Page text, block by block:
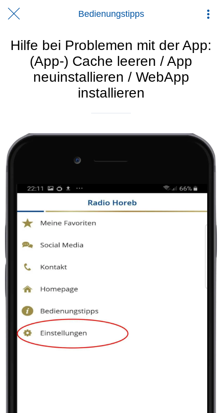
Bedienungstipps
Hilfe bei Problemen mit der App:
(App-) Cache leeren / App
neuinstallieren / WebApp
installieren